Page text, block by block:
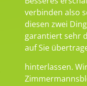
verbinden also
diesen zwei
garantiert sehr
auf Sie
hinterlassen.